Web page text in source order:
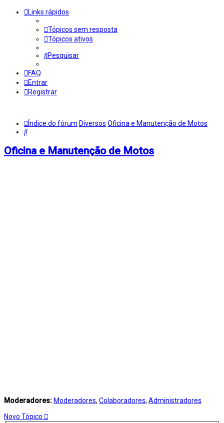
Links rápidos
Tópicos sem resposta
Tópicos ativos
Pesquisar
FAQ
Entrar
Registrar
Índice do fórum Diversos Oficina e Manutenção de Motos
Pesquisar
Oficina e Manutenção de Motos
Moderadores: Moderadores, Colaboradores, Administradores
Novo Tópico